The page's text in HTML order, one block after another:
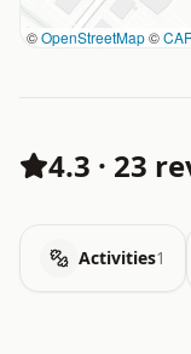
©OpenStreetMap©
4.3 · 23
Activities1